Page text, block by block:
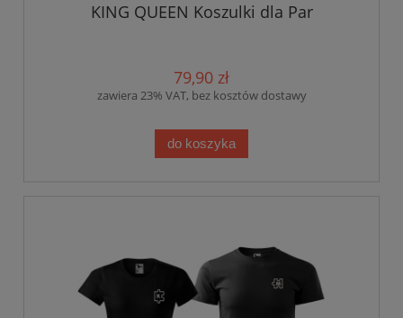
KING QUEEN Koszulki dla Par
79,90 zł
zawiera 23% VAT, bez kosztów dostawy
do koszyka